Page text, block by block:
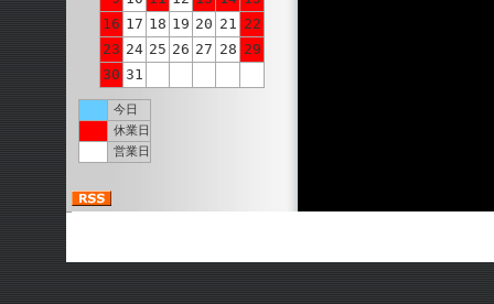
16 17 18 19 20 21 22
23 24 25 26 27 28 29
30 31
今日
休業日
営業日